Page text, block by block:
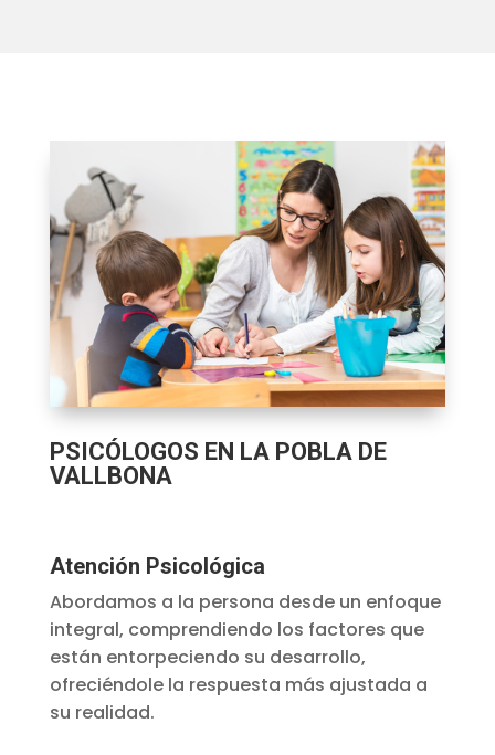
PSICÓLOGOS EN LA POBLA DE
VALLBONA
Atención Psicológica
Abordamos a la persona desde un enfoque
integral, comprendiendo los factores que
están entorpeciendo su desarrollo,
ofreciéndole la respuesta más ajustada a
su realidad.